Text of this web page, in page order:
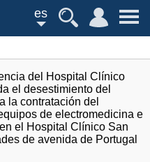
es
del Hospital Clínico
el desestimiento del
la contratación del
de electromedicina e
el Hospital Clínico San
de avenida de Portugal